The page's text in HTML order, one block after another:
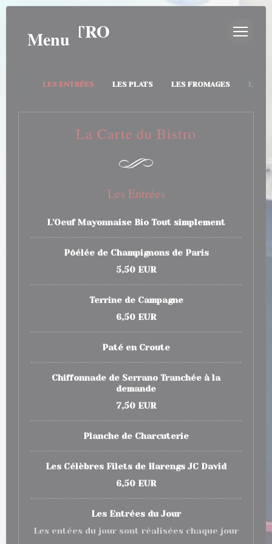
Panel pro správu cookies
AU BISTRO
Menu
La Carte du Bistro
Les Entrées
L'Oeuf Mayonnaise Bio Tout simplement
Pôélée de Champignons de Paris
5,50 EUR
Terrine de Campagne
6,50 EUR
Paté en Croute
Chiffonnade de Serrano Tranchée à la
demande
7,50 EUR
Planche de Charcuterie
Les Célèbres Filets de Harengs JC David
6,50 EUR
Les Entrées du Jour
Les entées du jour sont réalisées chaque jour
LES ENTRÉES LES PLATS LES FROMAGES LES